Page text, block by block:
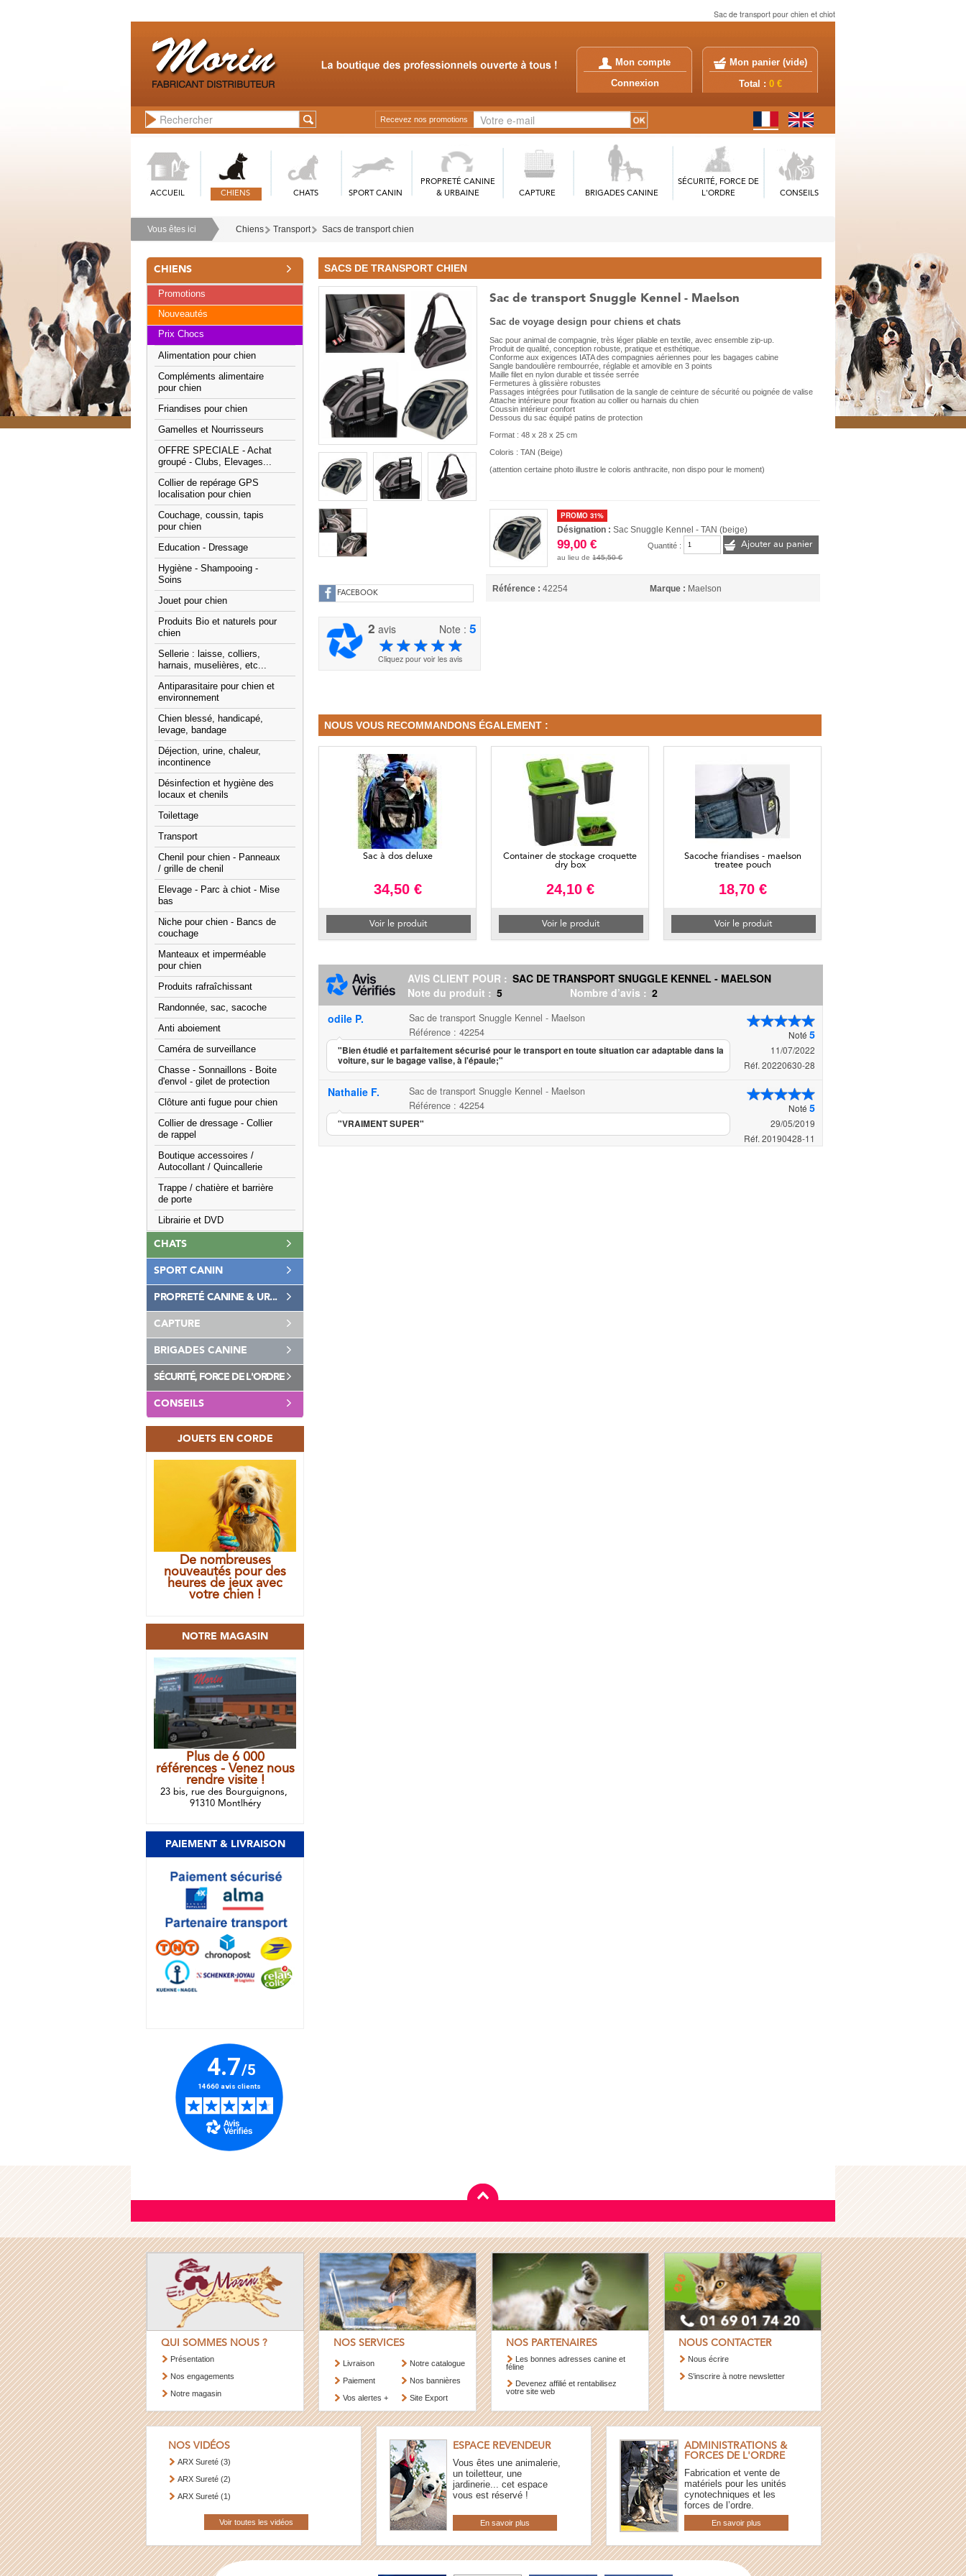
Sac de transport pour chien et chiot
Mon compte
Connexion
Mon panier (vide)
Total : 0 €
Recevez nos promotions
ACCUEIL CHIENS CHATS SPORT CANIN
PROPRETÉ CANINE
& URBAINE
CAPTURE BRIGADES CANINE
SÉCURITÉ, FORCE DE
L'ORDRE
CONSEILS
Vous êtes ici Chiens Transport Sacs de transport chien
CHIENS
Promotions
Nouveautés
Prix Chocs
Alimentation pour chien
Compléments alimentaire
pour chien
Friandises pour chien
Gamelles et Nourrisseurs
OFFRE SPECIALE - Achat
groupé - Clubs, Elevages...
Collier de repérage GPS
localisation pour chien
Couchage, coussin, tapis
pour chien
Education - Dressage
Hygiène - Shampooing -
Soins
Jouet pour chien
Produits Bio et naturels pour
chien
Sellerie : laisse, colliers,
harnais, muselières, etc...
Antiparasitaire pour chien et
environnement
Chien blessé, handicapé,
levage, bandage
Déjection, urine, chaleur,
incontinence
Désinfection et hygiène des
locaux et chenils
Toilettage
Transport
Chenil pour chien - Panneaux
/ grille de chenil
Elevage - Parc à chiot - Mise
bas
Niche pour chien - Bancs de
couchage
Manteaux et imperméable
pour chien
Produits rafraîchissant
Randonnée, sac, sacoche
Anti aboiement
Caméra de surveillance
Chasse - Sonnaillons - Boite
d'envol - gilet de protection
Clôture anti fugue pour chien
Collier de dressage - Collier
de rappel
Boutique accessoires /
Autocollant / Quincallerie
Trappe / chatière et barrière
de porte
Librairie et DVD
CHATS
SPORT CANIN
PROPRETÉ CANINE & UR...
CAPTURE
BRIGADES CANINE
SÉCURITÉ, FORCE DE L'ORDRE
CONSEILS
JOUETS EN CORDE
De nombreuses
nouveautés pour des
heures de jeux avec
votre chien !
NOTRE MAGASIN
Plus de 6 000
références - Venez nous
rendre visite !
23 bis, rue des Bourguignons,
91310 Montlhéry
PAIEMENT & LIVRAISON
SACS DE TRANSPORT CHIEN
FACEBOOK
2 avis Note :5
Cliquez pour voir les avis
Sac de transport Snuggle Kennel - Maelson
Sac de voyage design pour chiens et chats
Sac pour animal de compagnie, très léger pliable en textile, avec ensemble zip-up.
Produit de qualité, conception robuste, pratique et esthétique.
Conforme aux exigences IATA des compagnies aériennes pour les bagages cabine
Sangle bandoulière rembourrée, réglable et amovible en 3 points
Maille filet en nylon durable et tissée serrée
Fermetures à glissière robustes
Passages intégrées pour l’utilisation de la sangle de ceinture de sécurité ou poignée de valise
Attache intérieure pour fixation au collier ou harnais du chien
Coussin intérieur confort
Dessous du sac équipé patins de protection
Format : 48 x 28 x 25 cm
Coloris : TAN (Beige)
(attention certaine photo illustre le coloris anthracite, non dispo pour le moment)
PROMO 31%
Désignation :Sac Snuggle Kennel - TAN (beige)
99,00 €
au lieu de145,50 €
Quantité : Ajouter au panier
Référence : 42254 Marque : Maelson
NOUS VOUS RECOMMANDONS ÉGALEMENT :
Sac à dos deluxe
34,50 €
Voir le produit
Container de stockage croquette
dry box
24,10 €
Voir le produit
Sacoche friandises - maelson
treatee pouch
18,70 €
Voir le produit
AVIS CLIENT POUR : SAC DE TRANSPORT SNUGGLE KENNEL - MAELSON
Note du produit : 5 Nombre d’avis : 2
Noté 5
11/07/2022
Réf. 20220630-28
odile P.
Sac de transport Snuggle Kennel - Maelson
Référence : 42254
"Bien étudié et parfaitement sécurisé pour le transport en toute situation car adaptable dans la
voiture, sur le bagage valise, à l'épaule;"
Noté 5
29/05/2019
Réf. 20190428-11
Nathalie F.
Sac de transport Snuggle Kennel - Maelson
Référence : 42254
"VRAIMENT SUPER"
QUI SOMMES NOUS ?
Présentation
Nos engagements
Notre magasin
NOS SERVICES
Livraison
Paiement
Vos alertes +
Notre catalogue
Nos bannières
Site Export
NOS PARTENAIRES
Les bonnes adresses canine et
féline
Devenez affilié et rentabilisez
votre site web
NOUS CONTACTER
Nous écrire
S’inscrire à notre newsletter
NOS VIDÉOS
ARX Sureté (3)
ARX Sureté (2)
ARX Sureté (1)
Voir toutes les vidéos
ESPACE REVENDEUR
Vous êtes une animalerie,
un toiletteur, une
jardinerie... cet espace
vous est réservé !
En savoir plus
ADMINISTRATIONS &
FORCES DE L'ORDRE
Fabrication et vente de
matériels pour les unités
cynotechniques et les
forces de l’ordre.
En savoir plus